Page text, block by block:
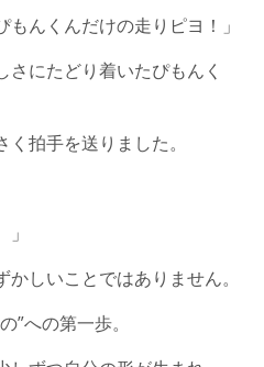
もんくんだけの走りピヨ！」
さにたどり着いたぴもんく
拍手を送りました。
しいことではありません。
”への第一歩。